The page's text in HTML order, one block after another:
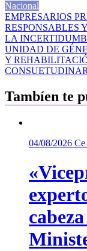
Nacional
Navegación
de
entradas
EMPRESARIOS
RESPONSABLES
LA
UNIDAD DE
Y
Tambíen te
04/08/2026 Ce